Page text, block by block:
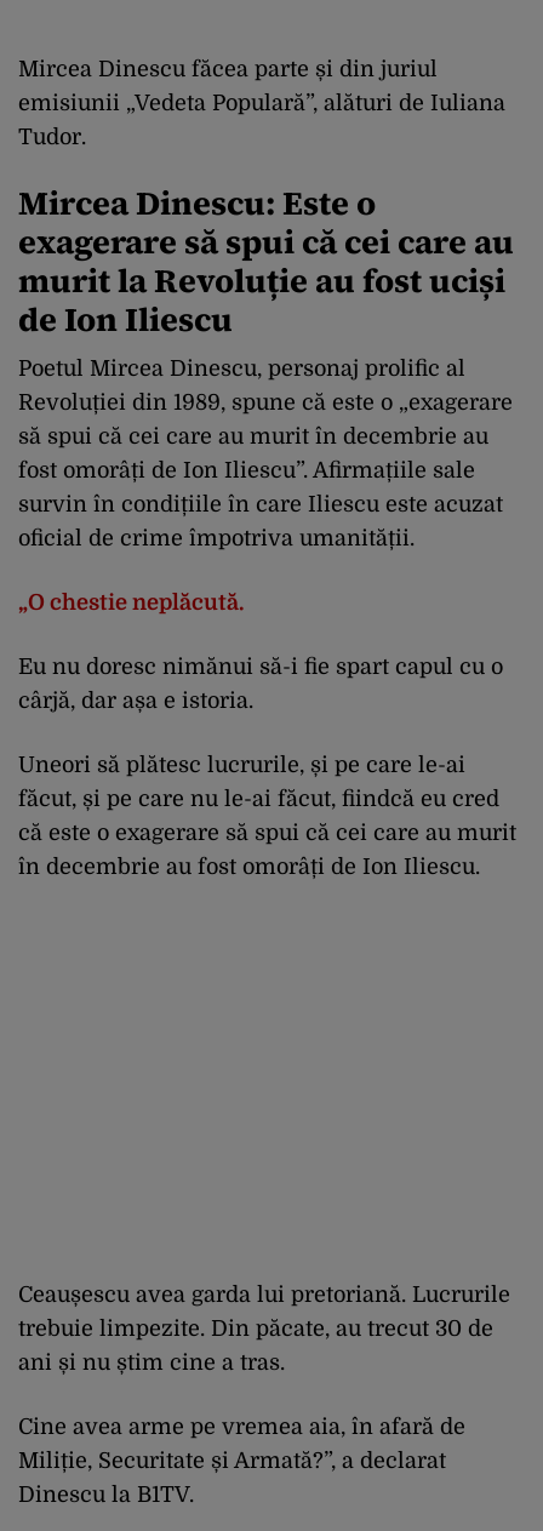
Mircea Dinescu făcea parte și din juriul
emisiunii „Vedeta Populară”, alături de Iuliana
Tudor.
Mircea Dinescu: Este o
exagerare să spui că cei care au
murit la Revoluție au fost uciși
de Ion Iliescu
Poetul Mircea Dinescu, personaj prolific al
Revoluției din 1989, spune că este o „exagerare
să spui că cei care au murit în decembrie au
fost omorâți de Ion Iliescu”. Afirmațiile sale
survin în condițiile în care Iliescu este acuzat
oficial de crime împotriva umanității.
„O chestie neplăcută.
Eu nu doresc nimănui să-i fie spart capul cu o
cârjă, dar așa e istoria.
Uneori să plătesc lucrurile, și pe care le-ai
făcut, și pe care nu le-ai făcut, fiindcă eu cred
că este o exagerare să spui că cei care au murit
în decembrie au fost omorâți de Ion Iliescu.
Ceaușescu avea garda lui pretoriană. Lucrurile
trebuie limpezite. Din păcate, au trecut 30 de
ani și nu știm cine a tras.
Cine avea arme pe vremea aia, în afară de
Miliție, Securitate și Armată?”, a declarat
Dinescu la B1TV.